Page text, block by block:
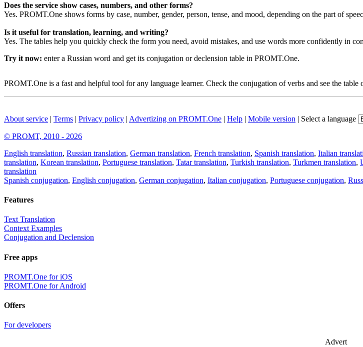
Does the service show cases, numbers, and other forms?
Yes. PROMT.One shows forms by case, number, gender, person, tense, and mood, depending on the part of
Is it useful for translation, learning, and writing?
Yes. The tables help you quickly check the form you need, avoid mistakes, and use words more confidently in
Try it now: enter a Russian word and get its conjugation or declension table in PROMT.One.
PROMT.One is a fast and helpful tool for any language learner. Check the conjugation of verbs and see the table
About service | Terms | Privacy policy | Advertizing on PROMT.One | Help | Mobile version | Select a language
© PROMT, 2010 - 2026
English translation, Russian translation, German translation, French translation, Spanish translation, Italian
translation, Korean translation, Portuguese translation, Tatar translation, Turkish translation, Turkmen translation,
translation
Spanish conjugation, English conjugation, German conjugation, Italian conjugation, Portuguese conjugation,
Features
Text Translation
Context Examples
Conjugation and Declension
Free apps
PROMT.One for iOS
PROMT.One for Android
Offers
For developers
Advert